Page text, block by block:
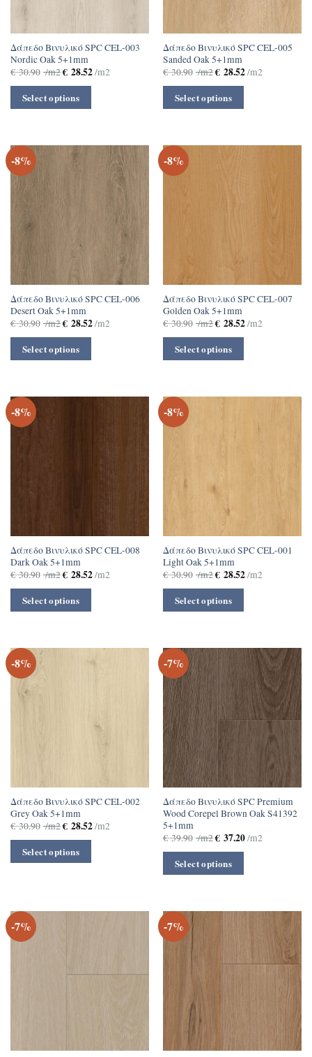
Δάπεδο Βινυλικό SPC CEL-003
Nordic Oak 5+1mm
€30.90 /m2€28.52/m2
Select options
Δάπεδο Βινυλικό SPC CEL-005
Sanded Oak 5+1mm
€30.90 /m2€28.52/m2
Select options
-8%
Δάπεδο Βινυλικό SPC CEL-006
Desert Oak 5+1mm
€30.90 /m2€28.52/m2
Select options
-8%
Δάπεδο Βινυλικό SPC CEL-007
Golden Oak 5+1mm
€30.90 /m2€28.52/m2
Select options
-8%
Δάπεδο Βινυλικό SPC CEL-008
Dark Oak 5+1mm
€30.90 /m2€28.52/m2
Select options
-8%
Δάπεδο Βινυλικό SPC CEL-001
Light Oak 5+1mm
€30.90 /m2€28.52/m2
Select options
-8%
Δάπεδο Βινυλικό SPC CEL-002
Grey Oak 5+1mm
€30.90 /m2€28.52/m2
Select options
-7%
Δάπεδο Βινυλικό SPC Premium
Wood Corepel Brown Oak S41392
5+1mm
€39.90 /m2€37.20/m2
Select options
-7% -7%